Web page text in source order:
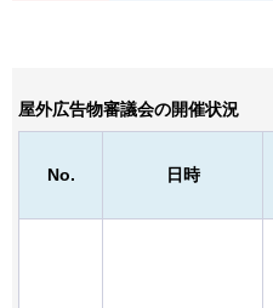
屋外広告物審議会の開催状況
No. 日時